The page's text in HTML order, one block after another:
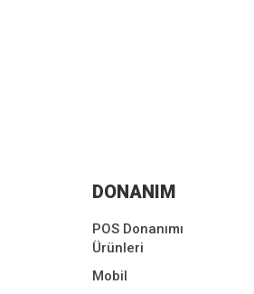
DONANIM
POS Donanımı
Ürünleri
Mobil